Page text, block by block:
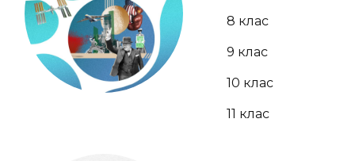
8 клас
9 клас
10 клас
11 клас